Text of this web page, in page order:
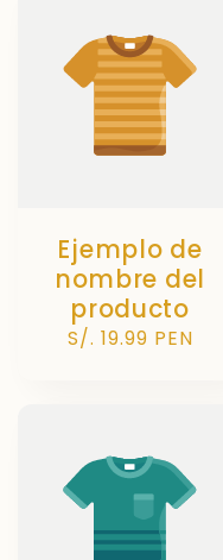
Ejemplo de
nombre del
producto
Precio
S/. 19.99 PEN